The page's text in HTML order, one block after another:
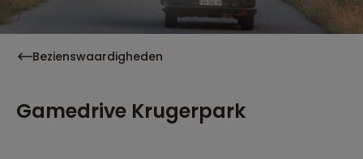
Bezienswaardigheden
Gamedrive Krugerpark